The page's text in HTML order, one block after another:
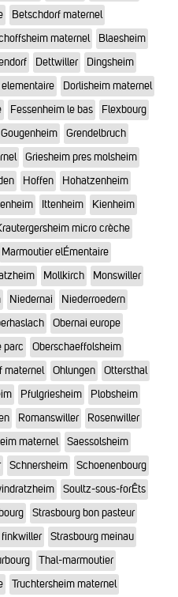
Betschdorf maternel
maternel
Blaesheim
Dettwiller
Dingsheim
Dorlisheim maternel
Fessenheim le bas
Flexbourg
Gougenheim
Grendelbruch
Griesheim pres molsheim
Hoffen
Hohatzenheim
Ittenheim
Kienheim
micro crèche
Marmoutier elÉmentaire
Mollkirch
Monswiller
Niedernai
Niederroedern
Obernai europe
parc
Oberschaeffolsheim
maternel Ohlungen
Ottersthal
Pfulgriesheim
Plobsheim
Romanswiller
Rosenwiller
maternel
Saessolsheim
Schnersheim
Schoenenbourg
Soultz-sous-forÊts
Strasbourg bon pasteur
finkwiller
Strasbourg meinau
Thal-marmoutier
Truchtersheim maternel